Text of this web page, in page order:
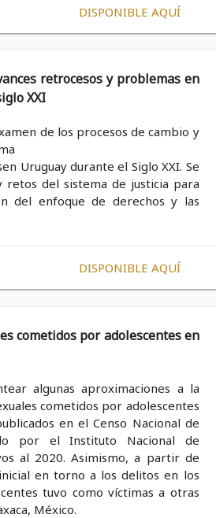
DISPONIBLE AQUÍ
retrocesos y problemas en
XXI
de los procesos de cambio y
Uruguay durante el Siglo XXI. Se
del sistema de justicia para
del enfoque de derechos y las
DISPONIBLE AQUÍ
cometidos por adolescentes en
algunas aproximaciones a la
cometidos por adolescentes
en el Censo Nacional de
por el Instituto Nacional de
al 2020. Asimismo, a partir de
en torno a los delitos en los
tuvo como víctimas a otras
México.